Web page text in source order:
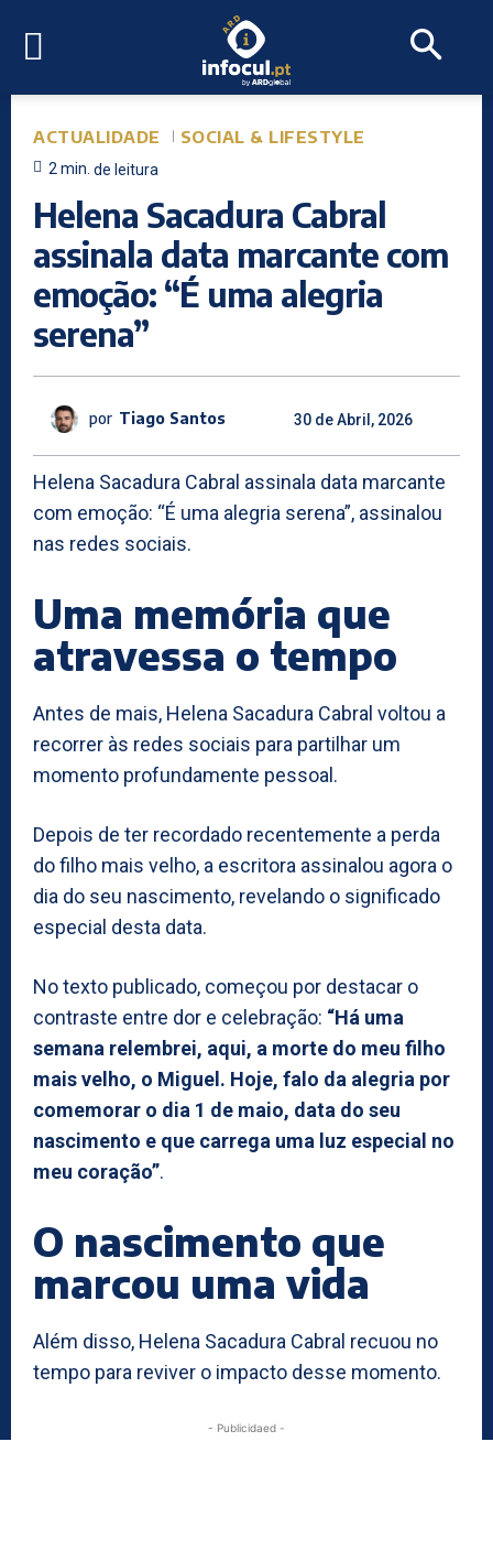
ACTUALIDADE SOCIAL & LIFESTYLE
2min. de leitura
Helena Sacadura Cabral
assinala data marcante com
emoção: “É uma alegria
serena”
por Tiago Santos 30 de Abril, 2026
Helena Sacadura Cabral assinala data marcante
com emoção: “É uma alegria serena”, assinalou
nas redes sociais.
Uma memória que
atravessa o tempo
Antes de mais, Helena Sacadura Cabral voltou a
recorrer às redes sociais para partilhar um
momento profundamente pessoal.
Depois de ter recordado recentemente a perda
do filho mais velho, a escritora assinalou agora o
dia do seu nascimento, revelando o significado
especial desta data.
No texto publicado, começou por destacar o
contraste entre dor e celebração: “Há uma
semana relembrei, aqui, a morte do meu filho
mais velho, o Miguel. Hoje, falo da alegria por
comemorar o dia 1 de maio, data do seu
nascimento e que carrega uma luz especial no
meu coração”.
O nascimento que
marcou uma vida
Além disso, Helena Sacadura Cabral recuou no
tempo para reviver o impacto desse momento.
- Publicidaed -